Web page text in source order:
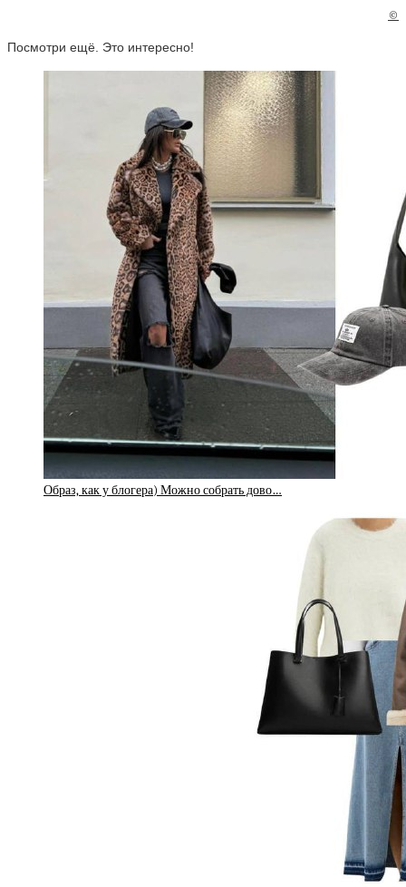
©
Посмотри ещё. Это интересно!
Образ, как у блогера) Можно собрать дово…